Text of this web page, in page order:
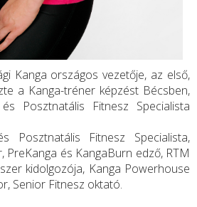
Kanga országos vezetője, az első,
a Kanga-tréner képzést Bécsben,
Posztnatális Fitnesz Specialista
Posztnatális Fitnesz Specialista,
PreKanga és KangaBurn edző, RTM
kidolgozója, Kanga Powerhouse
Senior Fitnesz oktató.